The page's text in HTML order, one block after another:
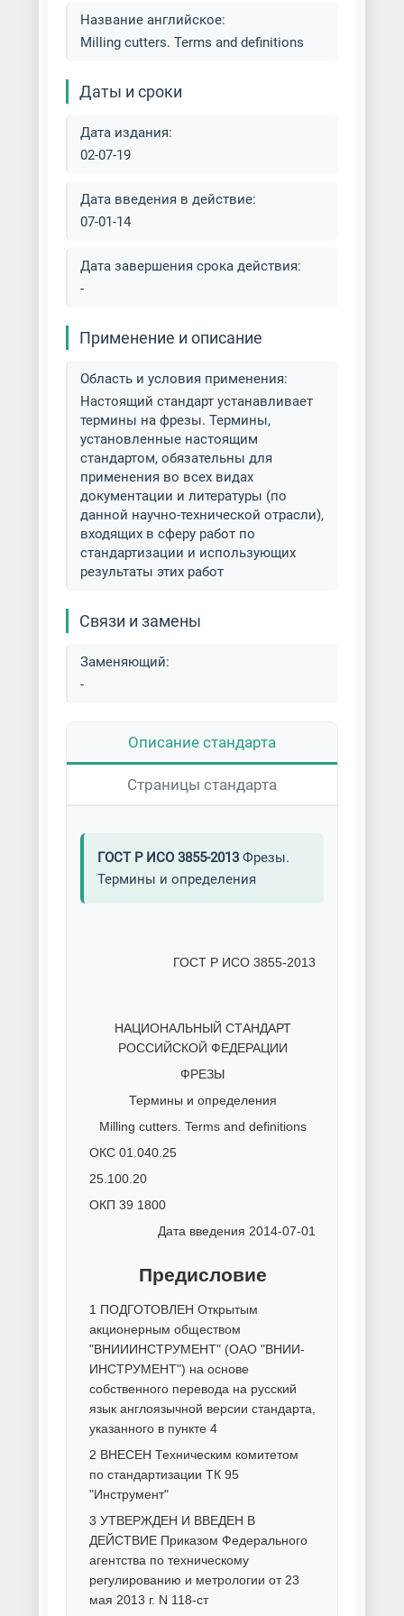
Фрезерование наклонных
Фрезерование фасонных
Фрезерование фланца
Фрезеровка алюминия
Фрезеровка головки
Фрезеровка деталей из стали
Фрезеровка деталей на заказ
Фрезеровка заготовок
Фрезеровка корпусов из
алюминия
Фрезеровка латуни
Фрезеровка листа
Фрезеровка меди
Фрезеровка металлов разных
типов
Фрезеровка на горизонтально-
фрезерных станках
Фрезеровка стали
Фрезеровка титана
Фрезеровка чугуна
Название английское:
Milling cutters. Terms and definitions
Даты и сроки
Дата издания:
02-07-19
Дата введения в действие:
07-01-14
Дата завершения срока действия:
-
Применение и описание
Область и условия применения:
Настоящий стандарт устанавливает
термины на фрезы. Термины,
установленные настоящим
стандартом, обязательны для
применения во всех видах
документации и литературы (по
данной научно-технической отрасли),
входящих в сферу работ по
стандартизации и использующих
результаты этих работ
Связи и замены
Заменяющий:
-
Описание стандарта
Страницы стандарта
ГОСТ Р ИСО 3855-2013Фрезы.
Термины и определения